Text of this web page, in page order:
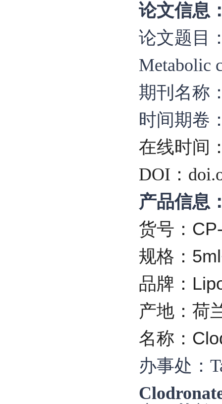
论文信息
论文题目
Metabolic
期刊名称
时间期卷
在线时间
DOI：
产品信息
货号：
规格：
品牌：
产地：荷
名称：
办事处：